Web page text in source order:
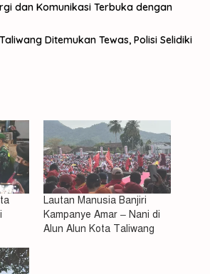
dan Komunikasi Terbuka dengan
Ditemukan Tewas, Polisi Selidiki
Lautan Manusia Banjiri
Kampanye Amar – Nani di
Alun Alun Kota Taliwang